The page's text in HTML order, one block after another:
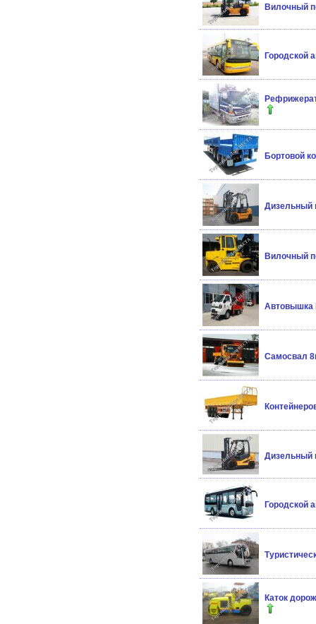
Вилочный
Городской
Бортовой
Дизельный
Вилочный
Автовышка
Самосвал
Дизельный
Городской
Каток